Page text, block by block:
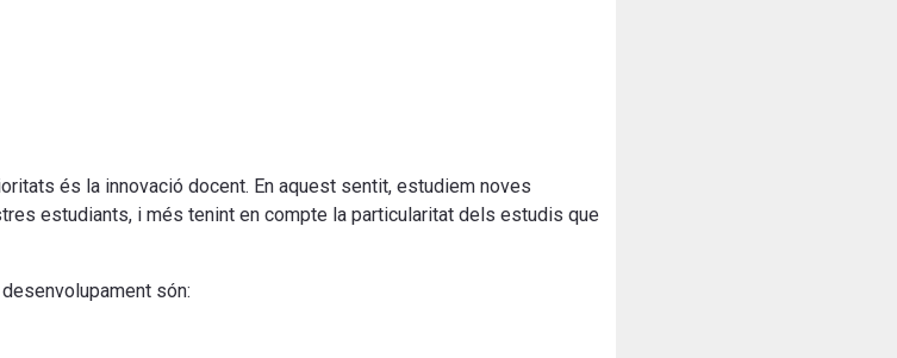
és la innovació docent. En aquest sentit, estudiem noves
estudiants, i més tenint en compte la particularitat dels estudis que
són: